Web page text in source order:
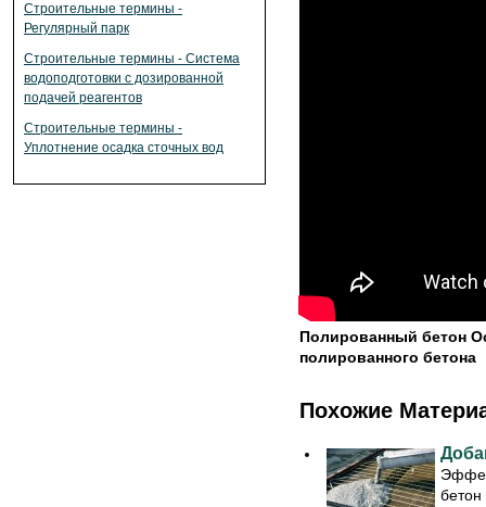
Строительные термины -
Регулярный парк
Строительные термины - Система
водоподготовки с дозированной
подачей реагентов
Строительные термины -
Уплотнение осадка сточных вод
Полированный бетон
полированного бетона
Похожие